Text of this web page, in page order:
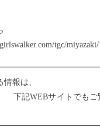
tgc/miyazaki/
報は、
トでもご覧いた